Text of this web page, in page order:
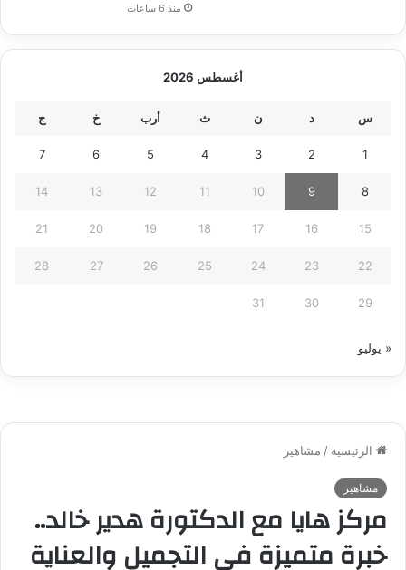
منذ 6 ساعات
أغسطس 2026
س د ن ث أرب خ ج
1
2
3
4
5
6
7
8
9
10
11
12
13
14
15
16
17
18
19
20
21
22
23
24
25
26
27
28
29
30
31
« يوليو